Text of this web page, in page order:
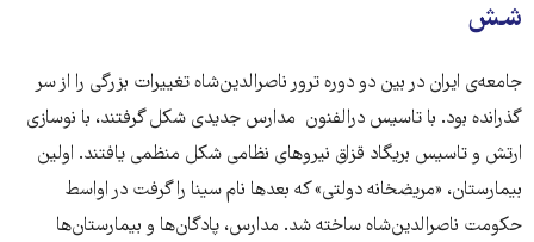
شش
جامعه‌ی ایران در بین دو دوره ترور ناصرالدین‌شاه تغییرات بزرگی را از سر
گذرانده بود. با تاسیس درالفنون مدارس جدیدی شکل گرفتند، با نوسازی
ارتش و تاسیس بریگاد قزاق نیروهای نظامی شکل منظمی یافتند. اولین
بیمارستان، «مریضخانه دولتی» که بعدها نام سینا را گرفت در اواسط
حکومت ناصرالدین‌شاه ساخته شد. مدارس، پادگان‌ها و بیمارستان‌ها